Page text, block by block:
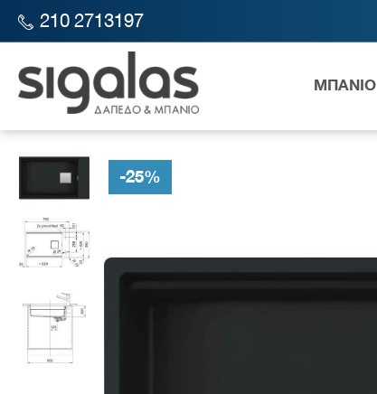
210 2713197
ΜΠΑΝΙΟ
SIGALAS STORE ΚΟΥΖΙΝΑ
-25%